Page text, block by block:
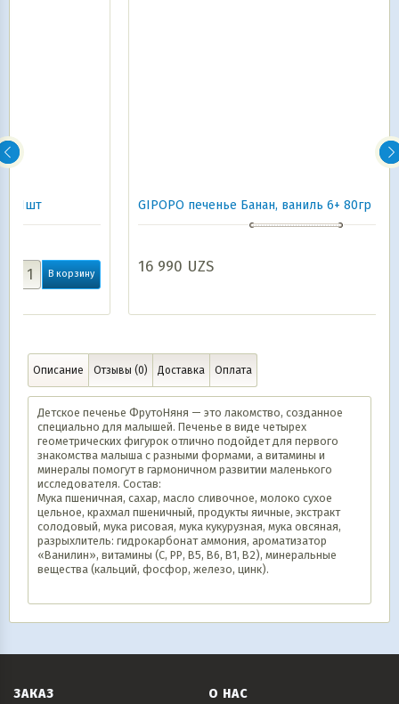
GIPOPO печенье Банан, ваниль 6+ 80гр
16 990UZS
Описание Отзывы (0) Доставка Оплата
Детское печенье ФрутоНяня — это лакомство, созданное
специально для малышей. Печенье в виде четырех
геометрических фигурок отлично подойдет для первого
знакомства малыша с разными формами, а витамины и
минералы помогут в гармоничном развитии маленького
исследователя. Состав:
Мука пшеничная, сахар, масло сливочное, молоко сухое
цельное, крахмал пшеничный, продукты яичные, экстракт
солодовый, мука рисовая, мука кукурузная, мука овсяная,
разрыхлитель: гидрокарбонат аммония, ароматизатор
«Ванилин», витамины (С, РР, В5, В6, В1, В2), минеральные
вещества (кальций, фосфор, железо, цинк).
ЗАКАЗ
О НАС